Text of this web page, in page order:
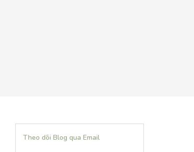
Theo dõi Blog qua Email